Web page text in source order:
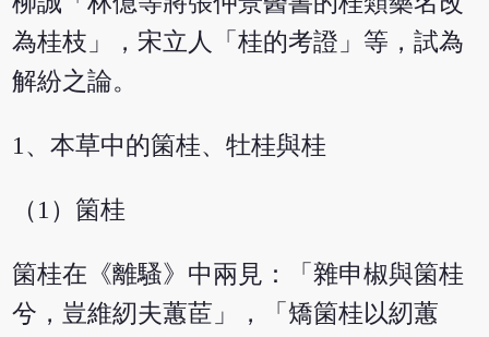
為桂枝」，宋立人「桂的考證」等，試為
解紛之論。
1、本草中的箘桂、牡桂與桂
（1）箘桂
箘桂在《離騷》中兩見：「雜申椒與箘桂
兮，豈維紉夫蕙茞」，「矯箘桂以紉蕙